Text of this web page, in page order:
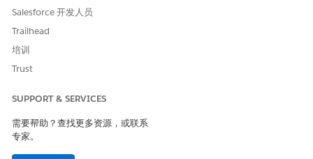
Salesforce 开发人员
Trailhead
培训
Trust
SUPPORT & SERVICES
需要帮助？查找更多资源，或联系
专家。